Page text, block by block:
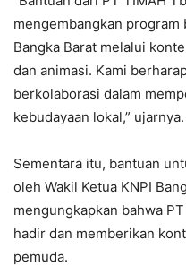
mengembangkan
Bangka Barat melalui
dan animasi. Kami
berkolaborasi dalam
kebudayaan lokal,” ujarnya.
Sementara itu, bantuan
oleh Wakil Ketua KNPI
mengungkapkan bahwa
hadir dan memberikan
pemuda.